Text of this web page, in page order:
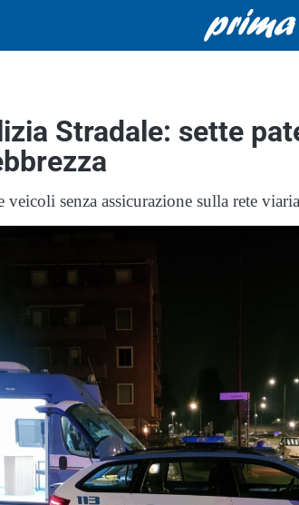
Stradale: sette
senza assicurazione sulla rete